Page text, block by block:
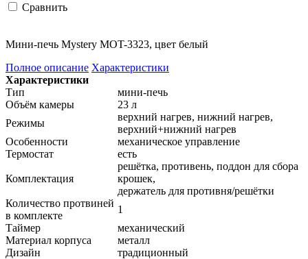
Сравнить
Мини-печь Mystery MOT-3323, цвет белый
Полное описание Характеристики
Характеристики
Тип
мини-печь
Объём камеры
23 л
Режимы
верхний нагрев, нижний нагрев,
верхний+нижний нагрев
Особенности
механическое управление
Термостат
есть
Комплектация
решётка, противень, поддон для сбора
крошек,
держатель для противня/решётки
Количество протвиней
в комплекте
1
Таймер
механический
Материал корпуса
металл
Дизайн
традиционный